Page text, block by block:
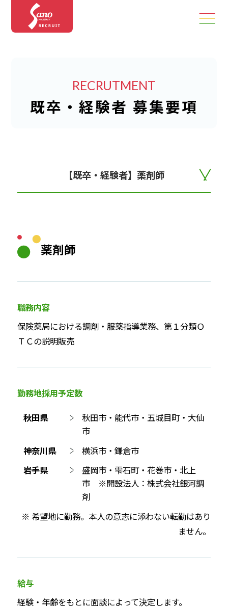
RECRUTMENT
既卒・経験者 募集要項
【既卒・経験者】薬剤師
薬剤師
職務内容
保険薬局における調剤・服薬指導業務、第１分類Ｏ
ＴＣの説明販売
勤務地採用予定数
秋田県
秋田市・能代市・五城目町・大仙
市
神奈川県
横浜市・鎌倉市
岩手県
盛岡市・雫石町・花巻市・北上
市 ※開設法人：株式会社銀河調
剤
※ 希望地に勤務。本人の意志に添わない転勤はあり
ません。
給与
経験・年齢をもとに面談によって決定します。